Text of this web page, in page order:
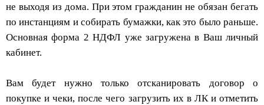
не выходя из дома. При этом гражданин не обязан бегать
по инстанциям и собирать бумажки, как это было раньше.
Основная форма 2 НДФЛ уже загружена в Ваш личный
кабинет.
Вам будет нужно только отсканировать договор о
покупке и чеки, после чего загрузить их в ЛК и отметить